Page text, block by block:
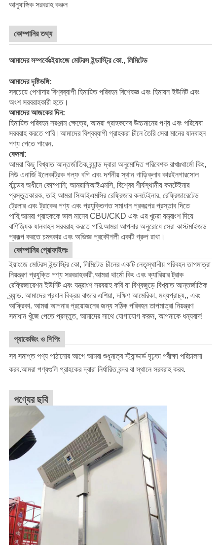
আনুষাঙ্গিক সরবরাহ করুন
কোম্পানির তথ্য
আমাদের সম্পর্কেঃইয়াংজে মোটরস ইন্ডাস্ট্রি কো., লিমিটেড
আমাদের দৃষ্টিভঙ্গি:
সবচেয়ে পেশাদার বিশ্বব্যাপী হিমায়িত পরিবহন বিশেষজ্ঞ এবং হিমায়ন ইউনিট এবং
অংশ সরবরাহকারী হতে।
আমাদের আজকের দিন:
হিমায়িত পরিবহন সরঞ্জাম ক্ষেত্রে, আমরা গ্রাহকদের উচ্চমানের পণ্য এবং পরিষেবা
সরবরাহ করতে পারি।আমাদের বিশ্বব্যাপী গ্রাহকরা চীনে তৈরি সেরা মানের যানবাহন
পণ্য পেতে পারেন.
কেননা:
আমরা কিছু বিখ্যাত আন্তর্জাতিক ব্র্যান্ড দ্বারা অনুমোদিত পরিবেশক রাখাঃথার্মো কিং,
নিউ এনার্জি ইলেকট্রিক গল্ফ বগি এবং দর্শনীয় স্থান গাড়িক্লাব কারইনগারসোল
র্যান্ডের অধীনে কোম্পানি; আমরাসিআইএমসি, বিশ্বের শীর্ষস্থানীয় কনটেইনার
প্রস্তুতকারক, তাই আমরা সিআইএমসির রেফ্রিজার কনটেইনার, রেফ্রিজারেটেড
ট্রেলার এবং ট্রাকের পণ্য এবং প্রযুক্তিগত সমাধান প্রকল্পের প্রস্তাব দিতে
পারি;আমরা গ্রাহককে ভাল মানের CBU/CKD এবং এর খুচরা যন্ত্রাংশ দিয়ে
বাণিজ্যিক যানবাহন সরবরাহ করতে পারি.আমরা আপনার অনুরোধে সেরা কাস্টমাইজড
প্রকল্প করতে চমৎকার এবং অভিজ্ঞ প্রকৌশলী একটি গ্রুপ রাখা।
কোম্পানির প্রোফাইলঃ
ইয়াংজে মোটরস ইন্ডাস্ট্রি কো, লিমিটেড চীনের একটি নেতৃস্থানীয় পরিবহন তাপমাত্রা
নিয়ন্ত্রণ প্রযুক্তি পণ্য সরবরাহকারী,আমরা থার্মো কিং এবং ক্যারিয়ার ট্রাক
রেফ্রিজারেশন ইউনিট এবং যন্ত্রাংশ সরবরাহ করি যা বিশ্বজুড়ে বিখ্যাত আন্তর্জাতিক
ব্র্যান্ড. আমাদের প্রধান বিক্রয় বাজার এশিয়া, দক্ষিণ আমেরিকা, মধ্যপ্রাচ্য,, এবং
আফ্রিকা. আমরা আপনার প্রয়োজনের জন্য সঠিক পরিবহন তাপমাত্রা নিয়ন্ত্রণ
সমাধান খুঁজে পেতে প্রস্তুত, আমাদের সাথে যোগাযোগ করুন, আপনাকে ধন্যবাদ!
প্যাকেজিং ও শিপিং
সব সমাপ্ত পণ্য পাঠানোর আগে আমরা শুধুমাত্র স্ট্যান্ডার্ড দৃঢ়তা পরীক্ষা পরিচালনা
করব.আমরা পণ্যগুলি গ্রাহকের দ্বারা নির্ধারিত বন্দর বা স্থানে সরবরাহ করব.
পণ্যের ছবি